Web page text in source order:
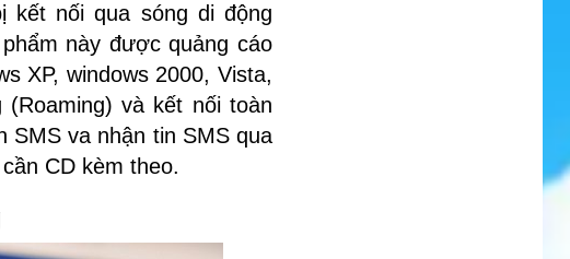
kết nối qua sóng di động
này được quảng cáo
XP, windows 2000, Vista,
và kết nối toàn
SMS va nhận tin SMS qua
CD kèm theo.